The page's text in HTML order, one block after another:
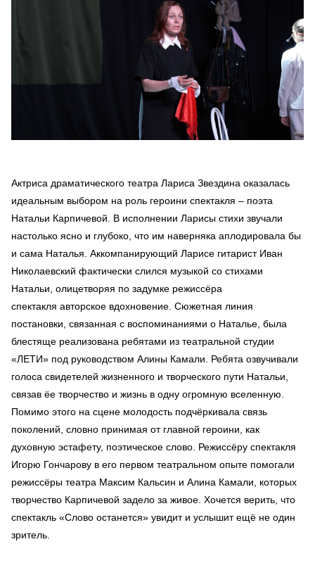
Актриса драматического театра Лариса Звездина оказалась
идеальным выбором на роль героини спектакля – поэта
Натальи Карпичевой. В исполнении Ларисы стихи звучали
настолько ясно и глубоко, что им наверняка аплодировала бы
и сама Наталья. Аккомпанирующий Ларисе гитарист Иван
Николаевский фактически слился музыкой со стихами
Натальи, олицетворяя по задумке режиссёра
спектакля авторское вдохновение. Сюжетная линия
постановки, связанная с воспоминаниями о Наталье, была
блестяще реализована ребятами из театральной студии
«ЛЕТИ» под руководством Алины Камали. Ребята озвучивали
голоса свидетелей жизненного и творческого пути Натальи,
связав ёе творчество и жизнь в одну огромную вселенную.
Помимо этого на сцене молодость подчёркивала связь
поколений, словно принимая от главной героини, как
духовную эстафету, поэтическое слово. Режиссёру спектакля
Игорю Гончарову в его первом театральном опыте помогали
режиссёры театра Максим Кальсин и Алина Камали, которых
творчество Карпичевой задело за живое. Хочется верить, что
спектакль «Слово останется» увидит и услышит ещё не один
зритель.